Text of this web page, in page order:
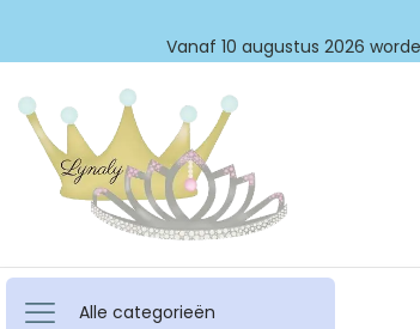
Vanaf 10 augustus 2026
Alle categorieën